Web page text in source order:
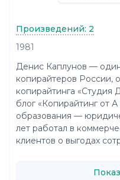
Произведений: 2
1981
Денис Каплунов —
копирайтеров России,
копирайтинга «Студия
блог «Копирайтинг от
образования —
лет работал в
клиентов о выгодах